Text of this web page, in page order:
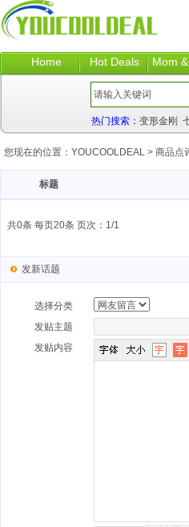
Home Hot Deals Mom
热门搜索： 变形金刚
您现在的位置： YOUCOOLDEAL > 商品点
标题
共0条 每页20条 页次：1/1
发新话题
选择分类
发贴主题
发贴内容